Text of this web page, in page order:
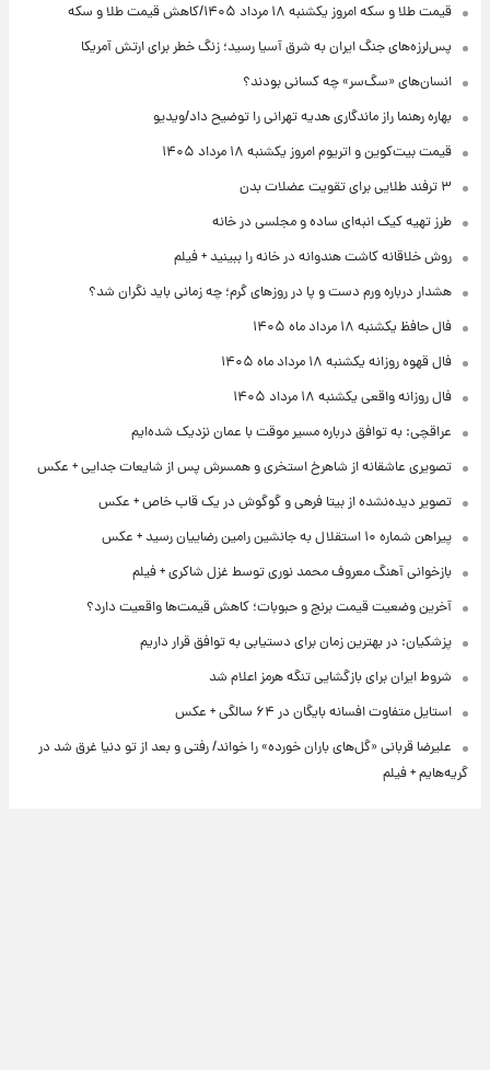
قیمت طلا و سکه امروز یکشنبه ۱۸ مرداد ۱۴۰۵/کاهش قیمت طلا و سکه
پس‌لرزه‌های جنگ ایران به شرق آسیا رسید؛ زنگ خطر برای ارتش آمریکا
انسان‌های «سگ‌سر» چه کسانی بودند؟
بهاره رهنما راز ماندگاری هدیه تهرانی را توضیح داد/ویدیو
قیمت بیت‌کوین و اتریوم امروز یکشنبه ۱۸ مرداد ۱۴۰۵
۳ ترفند طلایی برای تقویت عضلات بدن
طرز تهیه کیک انبه‌ای ساده و مجلسی در خانه
روش خلاقانه کاشت هندوانه در خانه را ببینید + فیلم
هشدار درباره ورم دست و پا در روزهای گرم؛ چه زمانی باید نگران شد؟
فال حافظ یکشنبه ۱۸ مرداد ماه ۱۴۰۵
فال قهوه روزانه یکشنبه ۱۸ مرداد ماه ۱۴۰۵
فال روزانه واقعی یکشنبه ۱۸ مرداد ۱۴۰۵
عراقچی: به توافق درباره مسیر موقت با عمان نزدیک شده‌ایم
تصویری عاشقانه از شاهرخ استخری و همسرش پس از شایعات جدایی + عکس
تصویر دیده‌نشده از بیتا فرهی و گوگوش در یک قاب خاص + عکس
پیراهن شماره ۱۰ استقلال به جانشین رامین رضاییان رسید + عکس
بازخوانی آهنگ معروف محمد نوری توسط غزل شاکری + فیلم
آخرین وضعیت قیمت برنج و حبوبات؛ کاهش قیمت‌ها واقعیت دارد؟
پزشکیان: در بهترین زمان برای دستیابی به توافق قرار داریم
شروط ایران برای بازگشایی تنگه هرمز اعلام شد
استایل متفاوت افسانه بایگان در ۶۴ سالگی + عکس
علیرضا قربانی «گل‌های باران خورده» را خواند/ رفتی و بعد از تو دنیا غرق شد در
گریه‌هایم + فیلم